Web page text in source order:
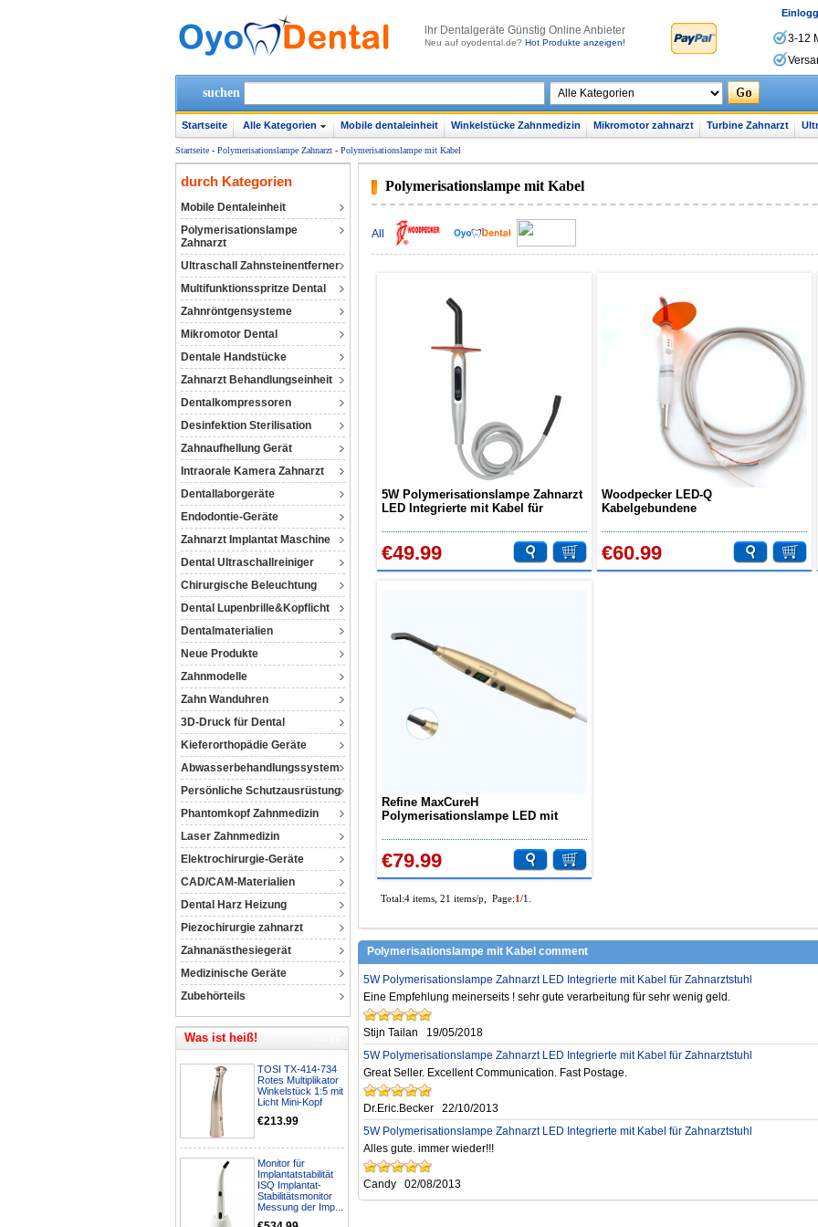
lhr Dentalgeräte Günstig Online Anbieter
Neu auf oyodental.de? Hot Produkte anzeigen!
3-12
suchen
Startseite Alle Kategorien Mobile dentaleinheit Winkelstücke Zahnmedizin Mikromotor zahnarzt Turbine Zahnarzt
Startseite - Polymerisationslampe Zahnarzt - Polymerisationslampe mit Kabel
durch Kategorien
Mobile Dentaleinheit
Polymerisationslampe
Zahnarzt
Ultraschall Zahnsteinentferner
Multifunktionsspritze Dental
Zahnröntgensysteme
Mikromotor Dental
Dentale Handstücke
Zahnarzt Behandlungseinheit
Dentalkompressoren‎
Desinfektion Sterilisation
Zahnaufhellung Gerät
Intraorale Kamera Zahnarzt
Dentallaborgeräte
Endodontie-Geräte
Zahnarzt Implantat Maschine
Dental Ultraschallreiniger
Chirurgische Beleuchtung
Dental Lupenbrille&Kopflicht
Dentalmaterialien
Neue Produkte
Zahnmodelle
Zahn Wanduhren
3D-Druck für Dental
Kieferorthopädie Geräte
Abwasserbehandlungssystem
Persönliche Schutzausrüstung
Phantomkopf Zahnmedizin
Laser Zahnmedizin
Elektrochirurgie-Geräte
CAD/CAM-Materialien
Dental Harz Heizung
Piezochirurgie zahnarzt
Zahnanästhesiegerät
Medizinische Geräte
Zubehörteils
Was ist heiß!
TOSI TX-414-734
Rotes Multiplikator
Winkelstück 1:5 mit
Licht Mini-Kopf
€213.99
Monitor für
Implantatstabilität
ISQ Implantat-
Stabilitätsmonitor
Messung der Imp...
Polymerisationslampe mit Kabel
All
5W Polymerisationslampe Zahnarzt
LED Integrierte mit Kabel für
€49.99
Woodpecker LED-Q
Kabelgebundene
Zahnarztstuhleinheit
€60.99
Refine MaxCureH
Polymerisationslampe LED mit
€79.99
Total:4 items, 21 items/p, Page:1/1.
Polymerisationslampe mit Kabel comment
5W Polymerisationslampe Zahnarzt LED Integrierte mit Kabel für Zahnarztstuhl
Eine Empfehlung meinerseits ! sehr gute verarbeitung für sehr wenig geld.
Stijn Tailan
19/05/2018
5W Polymerisationslampe Zahnarzt LED Integrierte mit Kabel für Zahnarztstuhl
Great Seller. Excellent Communication. Fast Postage.
Dr.Eric.Becker
22/10/2013
5W Polymerisationslampe Zahnarzt LED Integrierte mit Kabel für Zahnarztstuhl
Alles gute. immer wieder!!!
Candy 02/08/2013